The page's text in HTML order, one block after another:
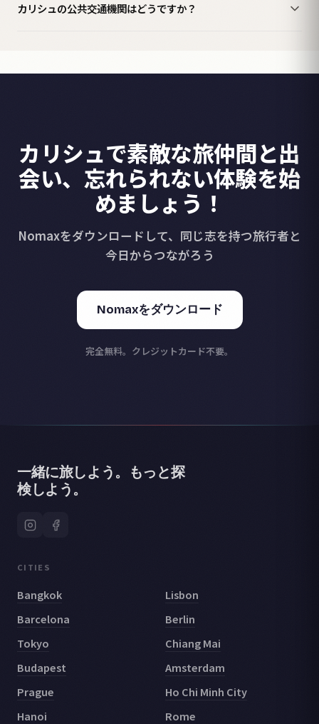
カリシュの公共交通機関はどうですか？
カリシュで素敵な旅仲間と出
会い、忘れられない体験を始
めましょう！
Nomaxをダウンロードして、同じ志を持つ旅行者と
今日からつながろう
Nomaxをダウンロード
完全無料。クレジットカード不要。
一緒に旅しよう。もっと探
検しよう。
CITIES
Bangkok
Lisbon
Barcelona
Berlin
Tokyo
Chiang Mai
Budapest
Amsterdam
Prague
Ho Chi Minh City
Hanoi
Rome